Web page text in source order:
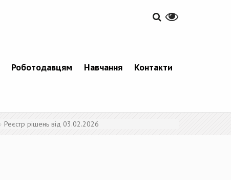
Роботодавцям Навчання Контакти
Реєстр рішень від 03.02.2026